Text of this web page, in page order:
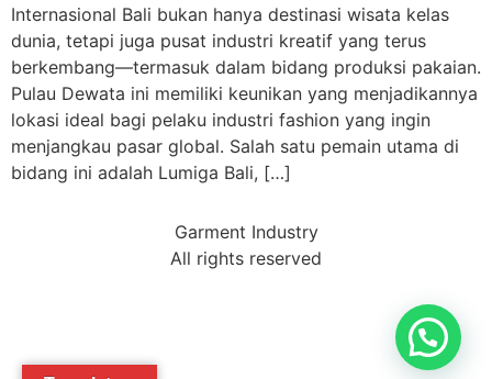
Internasional Bali bukan hanya destinasi wisata kelas
dunia, tetapi juga pusat industri kreatif yang terus
berkembang—termasuk dalam bidang produksi pakaian.
Pulau Dewata ini memiliki keunikan yang menjadikannya
lokasi ideal bagi pelaku industri fashion yang ingin
menjangkau pasar global. Salah satu pemain utama di
bidang ini adalah Lumiga Bali, […]
Garment Industry
All rights reserved